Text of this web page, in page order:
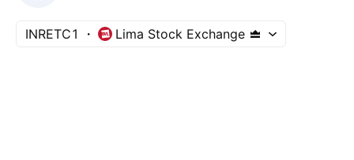
INRETC1 Lima Stock Exchange